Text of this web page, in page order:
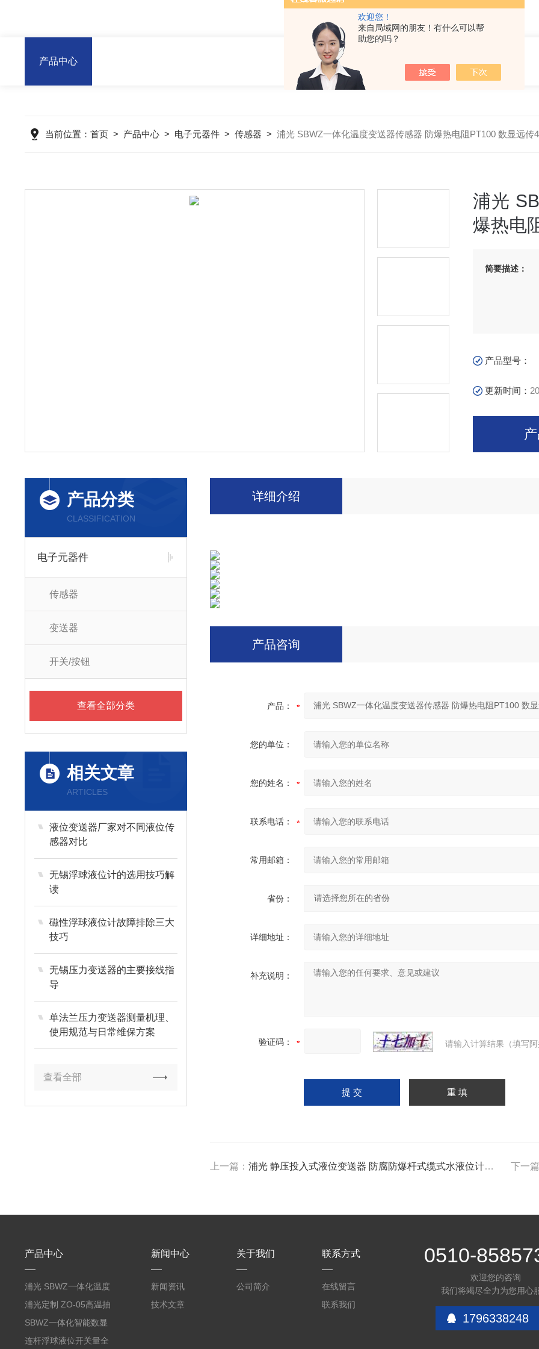
欢迎您！
来自局域网的朋友！有什么可以帮
助您的吗？
产品中心
当前位置： 首页> 产品中心> 电子元器件> 传感器 > 浦光 SBWZ一体化温度变送器传感器 防爆热电阻PT100 数显远传
浦光
爆热电
简要描述：
产品型号：
更新时间：
产品分类
CLASSIFICATION
电子元器件
传感器
变送器
开关/按钮
查看全部分类
相关文章
ARTICLES
液位变送器厂家对不同液位传
感器对比
无锡浮球液位计的选用技巧解
读
磁性浮球液位计故障排除三大
技巧
无锡压力变送器的主要接线指
导
单法兰压力变送器测量机理、
使用规范与日常维保方案
查看全部
详细介绍
产品咨询
产品：
您的单位：
您的姓名：
联系电话：
常用邮箱：
省份：
详细地址：
补充说明：
验证码： 请输入计算结果（填写
上一篇：浦光 静压投入式液位变送器 防腐防爆杆式缆式水液位计传感器 下一篇
产品中心
浦光 SBWZ一体化温度
变送器传感器 防爆热电
阻PT100 数显远传4-
20mA2
浦光定制 ZO-05高温抽
气式氧化锆分析仪 防爆
耐腐蚀检测仪
SBWZ一体化智能数显
温度变送器传感器防爆
连杆浮球液位开关量全
新闻中心
新闻资讯
技术文章
关于我们
公司简介
联系方式
在线留言
联系我们
0510-
欢迎您的咨询
我们将竭尽全力为您用心
1796338248